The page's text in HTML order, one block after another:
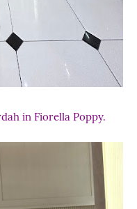
in Fiorella Poppy.